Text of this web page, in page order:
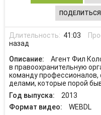
ПОДЕЛИТЬСЯ
Длительность: 41:03
назад
Описание:
Агент Фил
в правоохранительную
команду профессионалов,
делами, которые порой
Год выпуска:
2013
Формат видео:
WEBDL